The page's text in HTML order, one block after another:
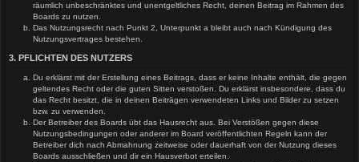
räumlich unbeschränktes und unentgeltliches Recht, deinen Beitrag im Rahmen des
Boards zu nutzen.
Das Nutzungsrecht nach Punkt 2, Unterpunkt a bleibt auch nach Kündigung des
Nutzungsvertrages bestehen.
3. PFLICHTEN DES NUTZERS
Du erklärst mit der Erstellung eines Beitrags, dass er keine Inhalte enthält, die gegen
geltendes Recht oder die guten Sitten verstoßen. Du erklärst insbesondere, dass du
das Recht besitzt, die in deinen Beiträgen verwendeten Links und Bilder zu setzen
bzw. zu verwenden.
Der Betreiber des Boards übt das Hausrecht aus. Bei Verstößen gegen diese
Nutzungsbedingungen oder anderer im Board veröffentlichten Regeln kann der
Betreiber dich nach Abmahnung zeitweise oder dauerhaft von der Nutzung dieses
Boards ausschließen und dir ein Hausverbot erteilen.